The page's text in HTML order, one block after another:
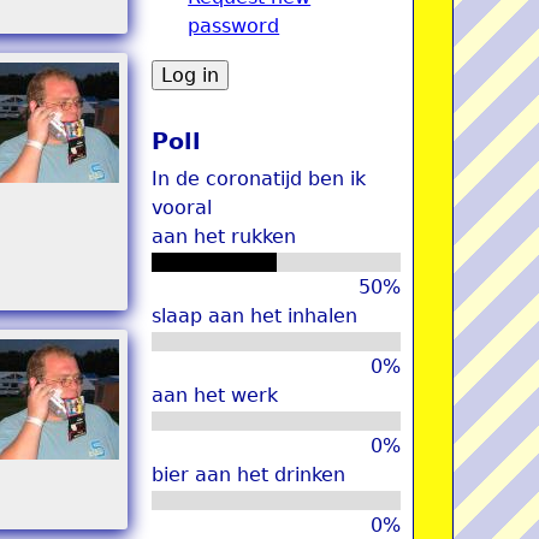
u
password
Poll
In de coronatijd ben ik
vooral
aan het rukken
50%
slaap aan het inhalen
0%
aan het werk
0%
bier aan het drinken
0%